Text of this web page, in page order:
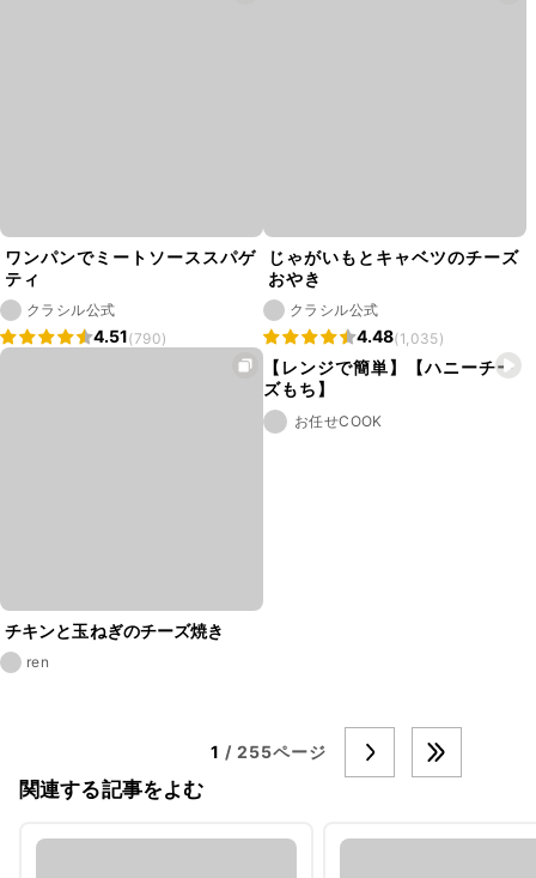
ワンパンでミートソーススパゲ
ティ
クラシル公式
4.51(790)
じゃがいもとキャベツのチーズ
おやき
クラシル公式
4.48(1,035)
チキンと玉ねぎのチーズ焼き
ren
【レンジで簡単】【ハニーチー
ズもち】
お任せCOOK
1 / 255ページ
関連する記事をよむ